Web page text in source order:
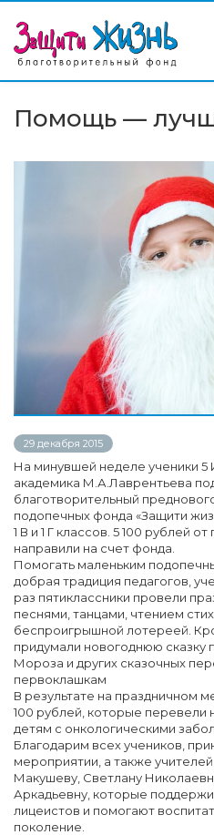
Помощь —
29 декабря 2015
На минувшей неделе ученики
академика М.А.Лаврентьева
благотворительный
подопечных фонда «Защити
1 В и 1 Г классов. 5 100 рублей
направили на счет фонда.
Помогать маленьким
добрая традиция педагогов,
раз пятиклассники провели
песнями, танцами, чтением
беспроигрышной лотереей.
придумали новогоднюю сказку
Мороза и других сказочных
первоклашкам
В результате на праздничном
100 рублей, которые
детям с онкологическими
Благодарим всех учеников,
мероприятии, а также
Макушеву, Светлану
Аркадьевну, которые
лицеистов и помогают
поколение.